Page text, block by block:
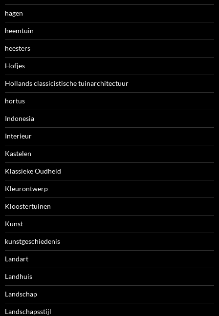
hagen
heemtuin
heesters
Hofjes
Hollands classicistische tuinarchitectuur
hortus
Indonesia
Interieur
Kastelen
Klassieke Oudheid
Kleurontwerp
Kloostertuinen
Kunst
kunstgeschiedenis
Landart
Landhuis
Landschap
Landschapsstijl